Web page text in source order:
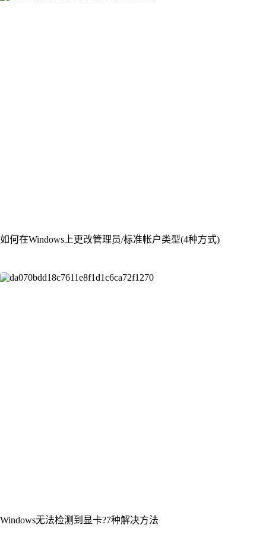
如何在Windows上更改管理员/标准帐户类型(4种方式)
Windows无法检测到显卡?7种解决方法